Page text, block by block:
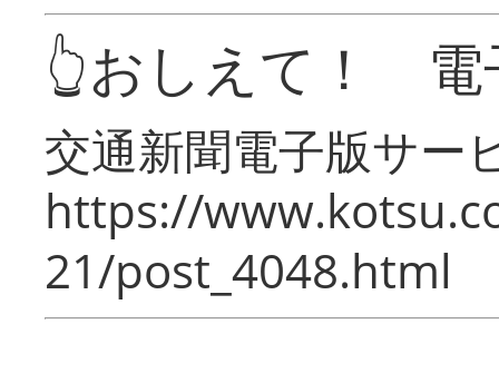
👆おしえて！ 電
交通新聞電子版サー
https://
21/post_4048.html